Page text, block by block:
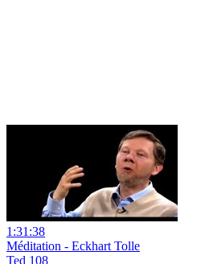
1:31:38
Méditation - Eckhart Tolle
Ted 108